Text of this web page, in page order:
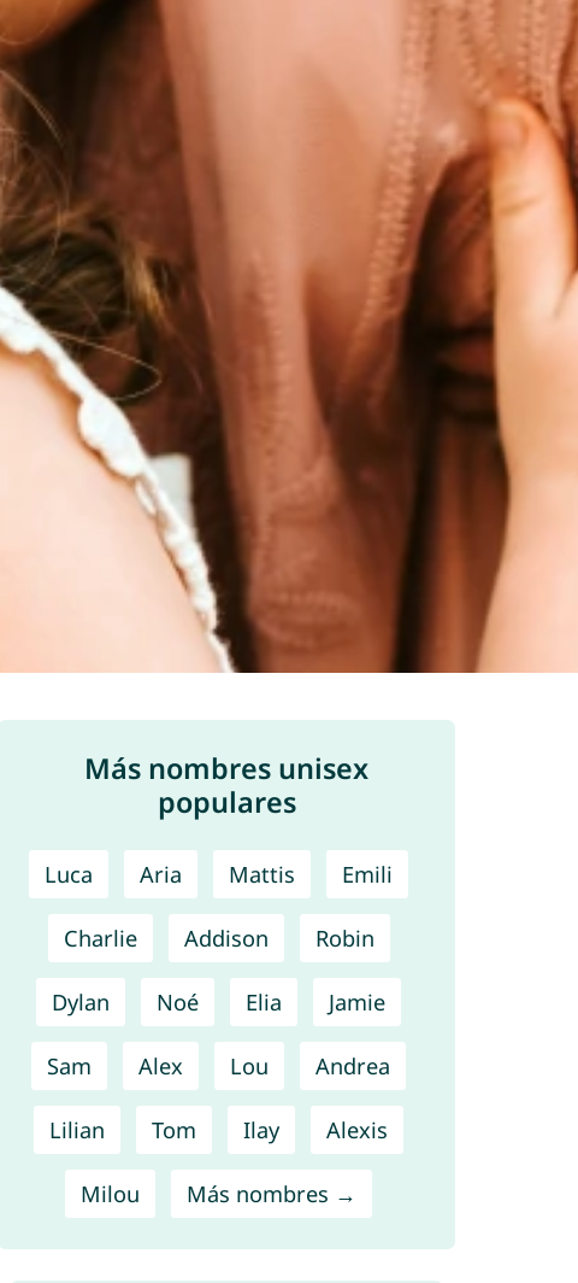
Más nombres unisex
populares
Luca Aria Mattis Emili
Charlie Addison Robin
Dylan Noé Elia Jamie
Sam Alex Lou Andrea
Lilian Tom Ilay Alexis
Milou Más nombres →